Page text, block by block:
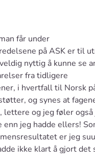
får under
på ASK er til
nyttig å kunne se
fra tidligere
i hvertfall til Norsk
og synes at
lettere og jeg føler
enn jeg hadde ellers!
er jeg
ikke klart å gjort det